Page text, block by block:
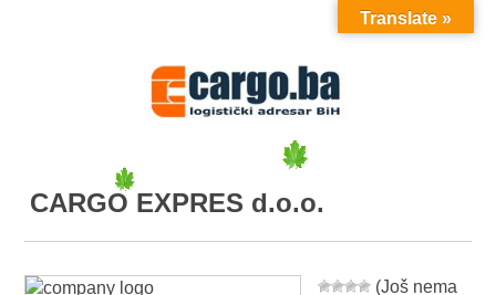
MENU
CARGO EXPRES d.o.o.
(Još nema
Translate »